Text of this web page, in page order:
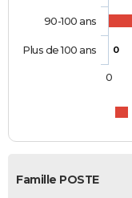
0
90-100 ans
Plus de 100 ans
0
Famille POSTE